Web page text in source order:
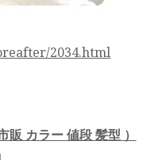
2034.html
販 カラー 値段 髪型 ）